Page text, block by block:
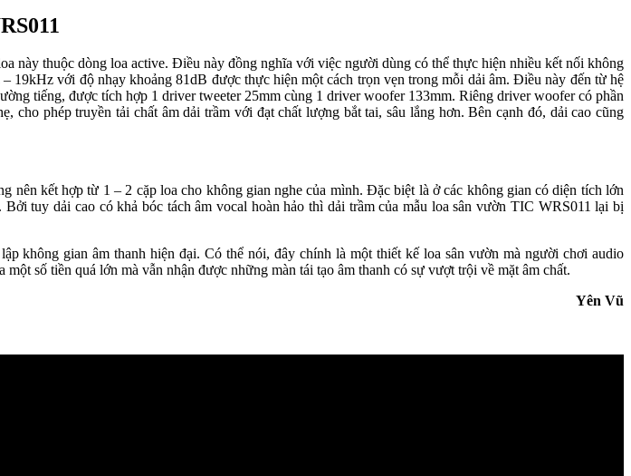
này thuộc dòng loa active. Điều này đồng nghĩa với việc người dùng có thể thực hiện nhiều kết nối không
19kHz với độ nhạy khoảng 81dB được thực hiện một cách trọn vẹn trong mỗi dải âm. Điều này đến từ hệ
tiếng, được tích hợp 1 driver tweeter 25mm cùng 1 driver woofer 133mm. Riêng driver woofer có phần
phép truyền tải chất âm dải trầm với đạt chất lượng bắt tai, sâu lắng hơn. Bên cạnh đó, dải cao cũng
nên kết hợp từ 1 – 2 cặp loa cho không gian nghe của mình. Đặc biệt là ở các không gian có diện tích lớn
tuy dải cao có khả bóc tách âm vocal hoàn hảo thì dải trầm của mẫu loa sân vườn TIC WRS011 lại bị
không gian âm thanh hiện đại. Có thể nói, đây chính là một thiết kế loa sân vườn mà người chơi audio
số tiền quá lớn mà vẫn nhận được những màn tái tạo âm thanh có sự vượt trội về mặt âm chất.
Yên Vũ